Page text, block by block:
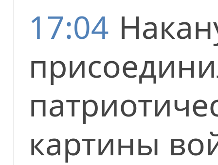
17:04
картины